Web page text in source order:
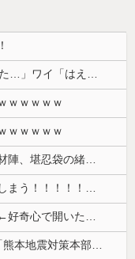
積水ハウス「地面師に55億円騙し取られた…」ワイ「はえーかわいそう…会社滅茶苦茶やろなぁ」→
ｗｗｗｗｗ
ｗｗｗｗｗ
熊本の被災地で暴れまくったメディア取材陣、堪忍袋の緒が切れた地元住民が苦情を寄せまくった結果……
【悲報】茂木敏充外相、『大炎上』してしまう！！！！！！！
【悲報】「ブロック人数を調べるよ！」←好奇心で開いたら終わるサイトだった【HotTweets】
（ ´_ゝ`）中道・立憲・公明、国会内で「熊本地震対策本部会議」各省庁からヒアリング・現地から意見聴取「パーティション、人手、宿泊施設の不足や、...